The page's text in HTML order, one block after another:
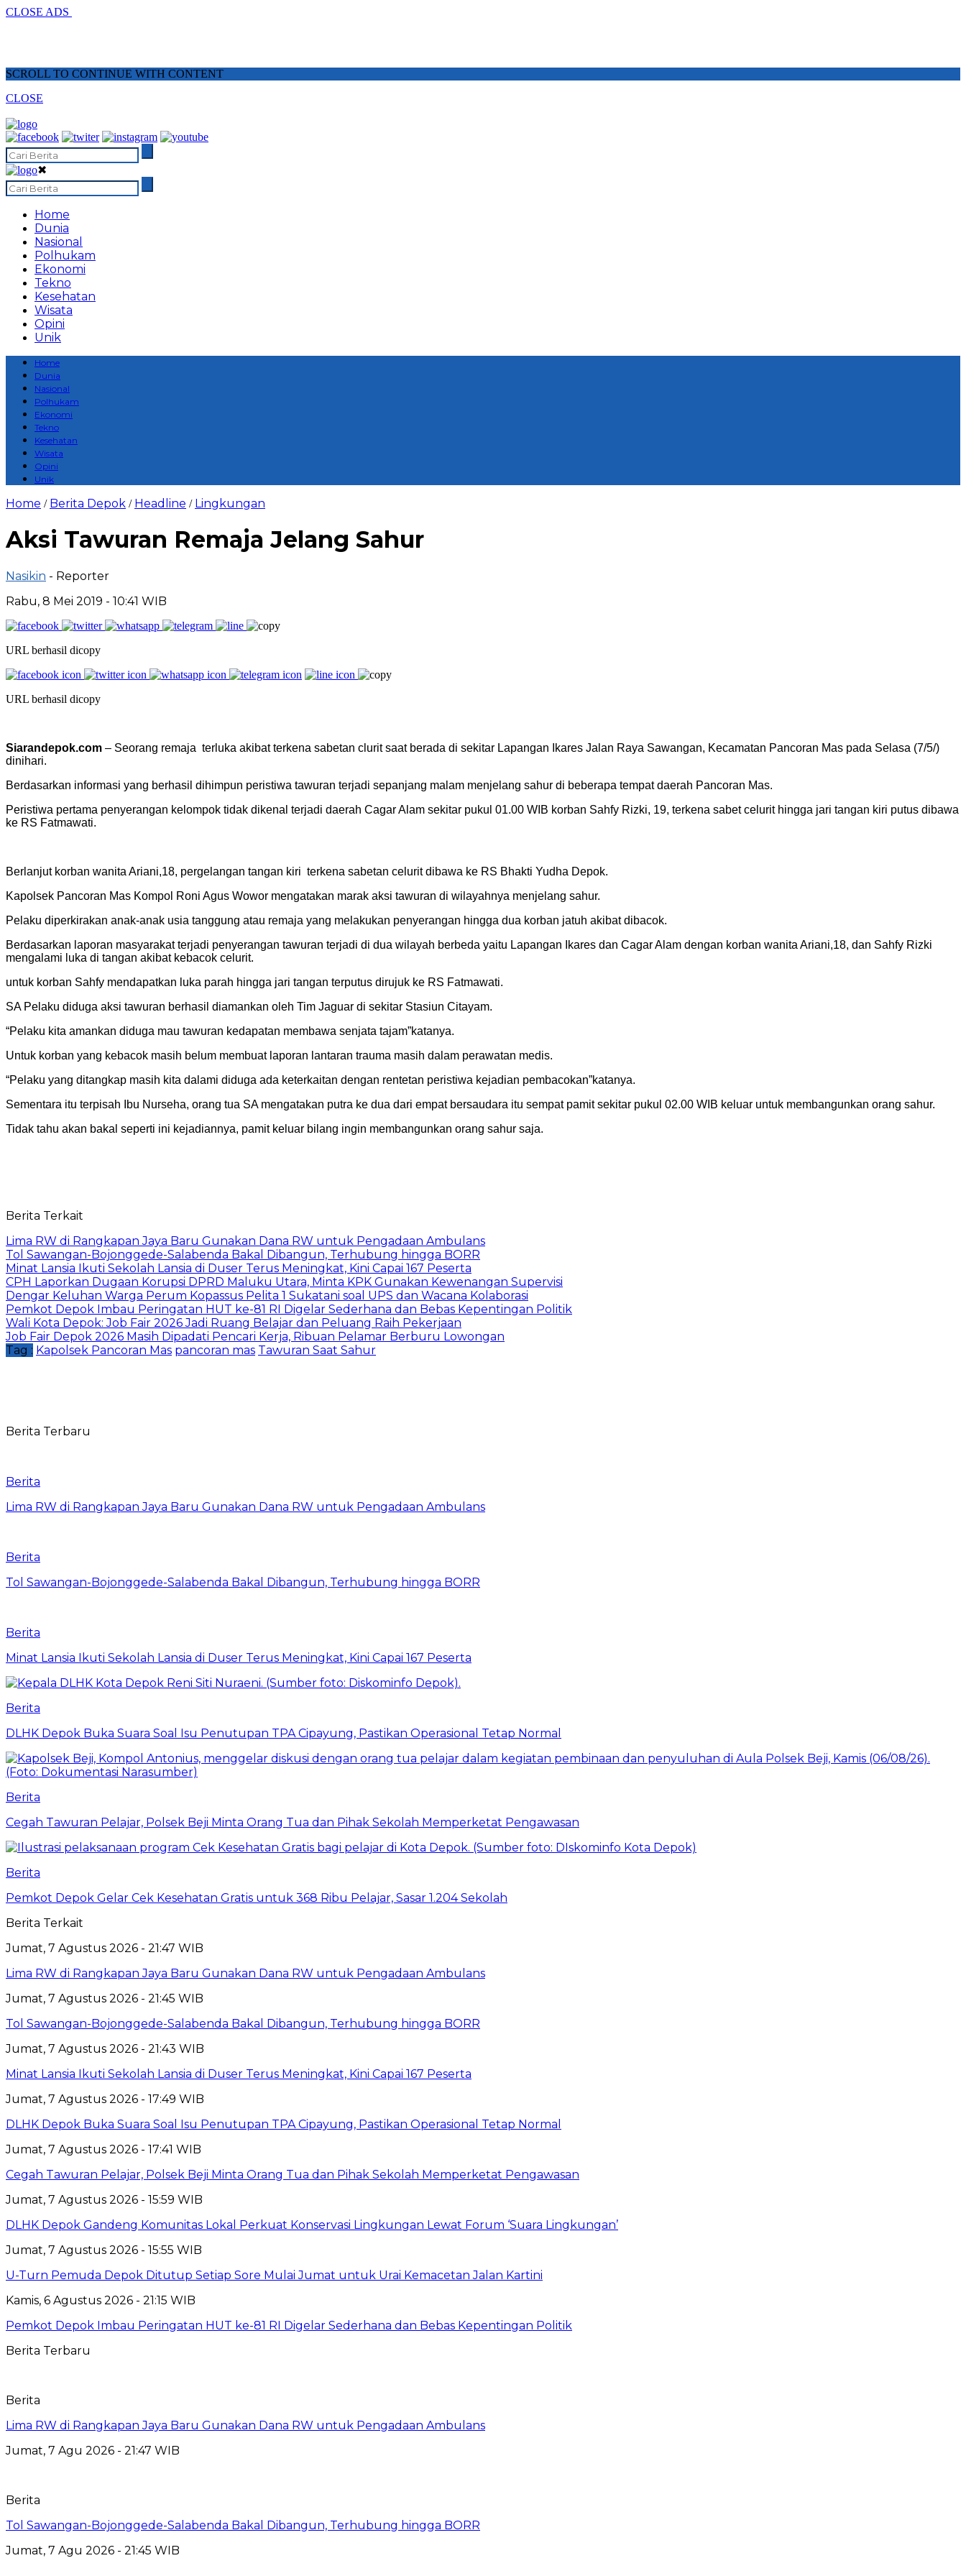
CLOSE ADS
SCROLL TO CONTINUE WITH CONTENT
CLOSE
✖
Home
Dunia
Nasional
Polhukam
Ekonomi
Tekno
Kesehatan
Wisata
Opini
Unik
Home
Dunia
Nasional
Polhukam
Ekonomi
Tekno
Kesehatan
Wisata
Opini
Unik
Home / Berita Depok / Headline / Lingkungan
Aksi Tawuran Remaja Jelang Sahur
Nasikin - Reporter
Rabu, 8 Mei 2019 - 10:41 WIB
URL berhasil dicopy
URL berhasil dicopy
Siarandepok.com – Seorang remaja terluka akibat terkena sabetan clurit saat berada di sekitar Lapangan Ikares Jalan Raya Sawangan, Kecamatan Pancoran Mas pada Selasa (7/5/)
dinihari.
Berdasarkan informasi yang berhasil dihimpun peristiwa tawuran terjadi sepanjang malam menjelang sahur di beberapa tempat daerah Pancoran Mas.
Peristiwa pertama penyerangan kelompok tidak dikenal terjadi daerah Cagar Alam sekitar pukul 01.00 WIB korban Sahfy Rizki, 19, terkena sabet celurit hingga jari tangan kiri putus dibawa
ke RS Fatmawati.
Berlanjut korban wanita Ariani,18, pergelangan tangan kiri terkena sabetan celurit dibawa ke RS Bhakti Yudha Depok.
Kapolsek Pancoran Mas Kompol Roni Agus Wowor mengatakan marak aksi tawuran di wilayahnya menjelang sahur.
Pelaku diperkirakan anak-anak usia tanggung atau remaja yang melakukan penyerangan hingga dua korban jatuh akibat dibacok.
Berdasarkan laporan masyarakat terjadi penyerangan tawuran terjadi di dua wilayah berbeda yaitu Lapangan Ikares dan Cagar Alam dengan korban wanita Ariani,18, dan Sahfy Rizki
mengalami luka di tangan akibat kebacok celurit.
untuk korban Sahfy mendapatkan luka parah hingga jari tangan terputus dirujuk ke RS Fatmawati.
SA Pelaku diduga aksi tawuran berhasil diamankan oleh Tim Jaguar di sekitar Stasiun Citayam.
“Pelaku kita amankan diduga mau tawuran kedapatan membawa senjata tajam”katanya.
Untuk korban yang kebacok masih belum membuat laporan lantaran trauma masih dalam perawatan medis.
“Pelaku yang ditangkap masih kita dalami diduga ada keterkaitan dengan rentetan peristiwa kejadian pembacokan”katanya.
Sementara itu terpisah Ibu Nurseha, orang tua SA mengatakan putra ke dua dari empat bersaudara itu sempat pamit sekitar pukul 02.00 WIB keluar untuk membangunkan orang sahur.
Tidak tahu akan bakal seperti ini kejadiannya, pamit keluar bilang ingin membangunkan orang sahur saja.
Berita Terkait
Lima RW di Rangkapan Jaya Baru Gunakan Dana RW untuk Pengadaan Ambulans
Tol Sawangan-Bojonggede-Salabenda Bakal Dibangun, Terhubung hingga BORR
Minat Lansia Ikuti Sekolah Lansia di Duser Terus Meningkat, Kini Capai 167 Peserta
CPH Laporkan Dugaan Korupsi DPRD Maluku Utara, Minta KPK Gunakan Kewenangan Supervisi
Dengar Keluhan Warga Perum Kopassus Pelita 1 Sukatani soal UPS dan Wacana Kolaborasi
Pemkot Depok Imbau Peringatan HUT ke-81 RI Digelar Sederhana dan Bebas Kepentingan Politik
Wali Kota Depok: Job Fair 2026 Jadi Ruang Belajar dan Peluang Raih Pekerjaan
Job Fair Depok 2026 Masih Dipadati Pencari Kerja, Ribuan Pelamar Berburu Lowongan
Tag : Kapolsek Pancoran Mas pancoran mas Tawuran Saat Sahur
Berita Terbaru
Berita
Lima RW di Rangkapan Jaya Baru Gunakan Dana RW untuk Pengadaan Ambulans
Berita
Tol Sawangan-Bojonggede-Salabenda Bakal Dibangun, Terhubung hingga BORR
Berita
Minat Lansia Ikuti Sekolah Lansia di Duser Terus Meningkat, Kini Capai 167 Peserta
Berita
DLHK Depok Buka Suara Soal Isu Penutupan TPA Cipayung, Pastikan Operasional Tetap Normal
Berita
Cegah Tawuran Pelajar, Polsek Beji Minta Orang Tua dan Pihak Sekolah Memperketat Pengawasan
Berita
Pemkot Depok Gelar Cek Kesehatan Gratis untuk 368 Ribu Pelajar, Sasar 1.204 Sekolah
Berita Terkait
Jumat, 7 Agustus 2026 - 21:47 WIB
Lima RW di Rangkapan Jaya Baru Gunakan Dana RW untuk Pengadaan Ambulans
Jumat, 7 Agustus 2026 - 21:45 WIB
Tol Sawangan-Bojonggede-Salabenda Bakal Dibangun, Terhubung hingga BORR
Jumat, 7 Agustus 2026 - 21:43 WIB
Minat Lansia Ikuti Sekolah Lansia di Duser Terus Meningkat, Kini Capai 167 Peserta
Jumat, 7 Agustus 2026 - 17:49 WIB
DLHK Depok Buka Suara Soal Isu Penutupan TPA Cipayung, Pastikan Operasional Tetap Normal
Jumat, 7 Agustus 2026 - 17:41 WIB
Cegah Tawuran Pelajar, Polsek Beji Minta Orang Tua dan Pihak Sekolah Memperketat Pengawasan
Jumat, 7 Agustus 2026 - 15:59 WIB
DLHK Depok Gandeng Komunitas Lokal Perkuat Konservasi Lingkungan Lewat Forum ‘Suara Lingkungan’
Jumat, 7 Agustus 2026 - 15:55 WIB
U-Turn Pemuda Depok Ditutup Setiap Sore Mulai Jumat untuk Urai Kemacetan Jalan Kartini
Kamis, 6 Agustus 2026 - 21:15 WIB
Pemkot Depok Imbau Peringatan HUT ke-81 RI Digelar Sederhana dan Bebas Kepentingan Politik
Berita Terbaru
Berita
Lima RW di Rangkapan Jaya Baru Gunakan Dana RW untuk Pengadaan Ambulans
Jumat, 7 Agu 2026 - 21:47 WIB
Berita
Tol Sawangan-Bojonggede-Salabenda Bakal Dibangun, Terhubung hingga BORR
Jumat, 7 Agu 2026 - 21:45 WIB